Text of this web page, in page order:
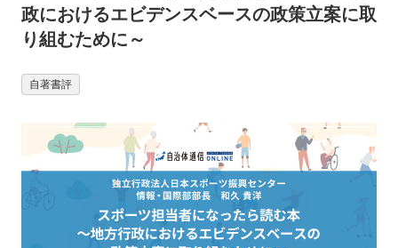
政におけるエビデンスベースの政策立案に取
り組むために～
自著書評